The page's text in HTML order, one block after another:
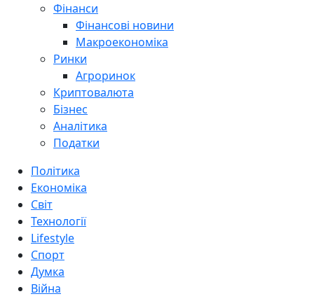
Фінанси
Фінансові новини
Макроекономіка
Ринки
Агроринок
Криптовалюта
Бізнес
Аналітика
Податки
Політика
Економіка
Світ
Технології
Lifestyle
Спорт
Думка
Війна